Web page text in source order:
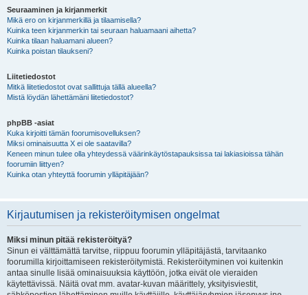
Seuraaminen ja kirjanmerkit
Mikä ero on kirjanmerkillä ja tilaamisella?
Kuinka teen kirjanmerkin tai seuraan haluamaani aihetta?
Kuinka tilaan haluamani alueen?
Kuinka poistan tilaukseni?
Liitetiedostot
Mitkä liitetiedostot ovat sallittuja tällä alueella?
Mistä löydän lähettämäni liitetiedostot?
phpBB -asiat
Kuka kirjoitti tämän foorumisovelluksen?
Miksi ominaisuutta X ei ole saatavilla?
Keneen minun tulee olla yhteydessä väärinkäytöstapauksissa tai lakiasioissa tähän
foorumiin liittyen?
Kuinka otan yhteyttä foorumin ylläpitäjään?
Kirjautumisen ja rekisteröitymisen ongelmat
Miksi minun pitää rekisteröityä?
Sinun ei välttämättä tarvitse, riippuu foorumin ylläpitäjästä, tarvitaanko
foorumilla kirjoittamiseen rekisteröitymistä. Rekisteröityminen voi kuitenkin
antaa sinulle lisää ominaisuuksia käyttöön, jotka eivät ole vieraiden
käytettävissä. Näitä ovat mm. avatar-kuvan määrittely, yksityisviestit,